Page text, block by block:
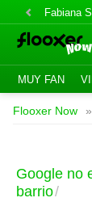
Fabiana
MUY FAN
Flooxer Now
Google no
barrio